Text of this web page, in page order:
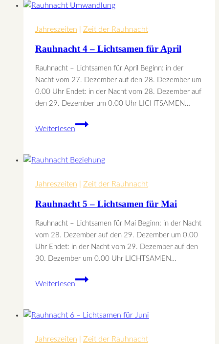
Lichtsamen
März
Jahreszeiten Zeit der Rauhnacht
Rauhnacht 4 – Lichtsamen für April
Rauhnacht – Lichtsamen für April Beginn: in der
Nacht vom 27. Dezember auf den 28. Dezember um
0.00 Uhr Endet: in der Nacht vom 28. Dezember auf
den 29. Dezember um 0.00 Uhr LICHTSAMEN…
Weiterlesen
Rauhnacht
Lichtsamen
April
Jahreszeiten Zeit der Rauhnacht
Rauhnacht 5 – Lichtsamen für Mai
Rauhnacht – Lichtsamen für Mai Beginn: in der Nacht
vom 28. Dezember auf den 29. Dezember um 0.00
Uhr Endet: in der Nacht vom 29. Dezember auf den
30. Dezember um 0.00 Uhr LICHTSAMEN…
Weiterlesen
Rauhnacht
5
Lichtsamen
Mai
Jahreszeiten Zeit der Rauhnacht